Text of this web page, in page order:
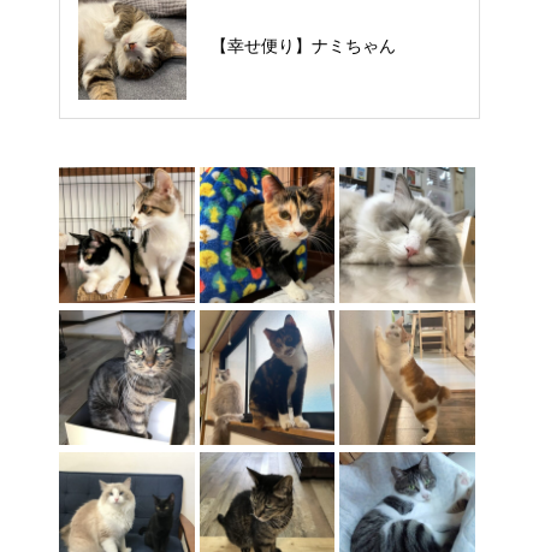
【幸せ便り】ナミちゃん
【里親様募集中】タルトくん